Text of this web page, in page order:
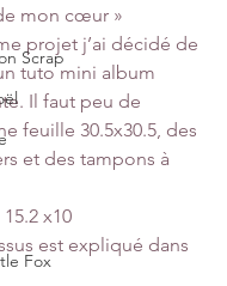
Scrap
Fox
mon cœur »
projet j’ai décidé de
tuto mini album
Il faut peu de
feuille 30.5x30.5, des
et des tampons à
x10
est expliqué dans